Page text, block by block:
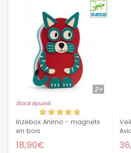
2+
Stock épuisé
Inzebox Animo - magnets
en bois
18,90€